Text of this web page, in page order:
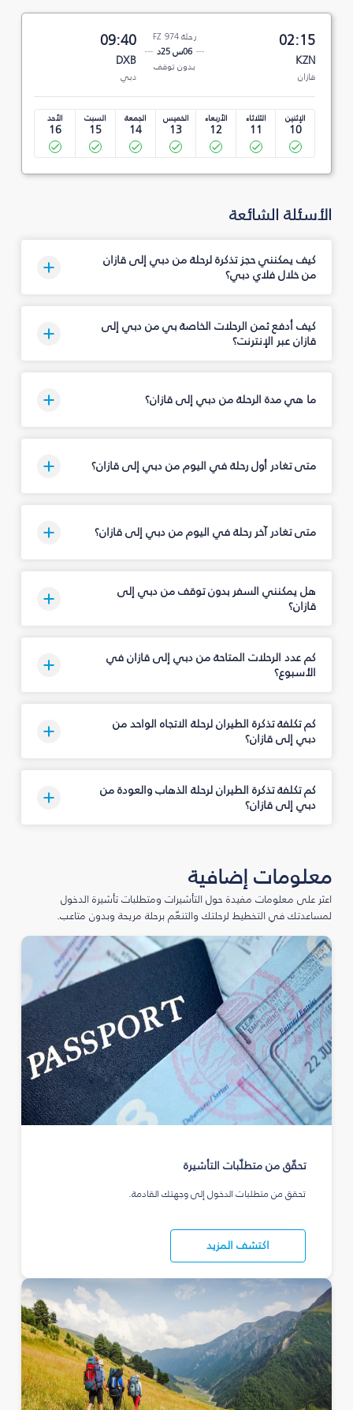
02:15
KZN
قازان
رحلة FZ 974
06س 25د
بدون توقف
09:40
DXB
دبي
الإثنين
10
الثلاثاء
11
الأربعاء
12
الخميس
13
الجمعة
14
السبت
15
الأحد
16
الأسئلة الشائعة
كيف يمكنني حجز تذكرة لرحلة من دبي إلى قازان
من خلال فلاي دبي؟
كيف أدفع ثمن الرحلات الخاصة بي من دبي إلى
قازان عبر الإنترنت؟
ما هي مدة الرحلة من دبي إلى قازان؟
متى تغادر أول رحلة في اليوم من دبي إلى قازان؟
متى تغادر آخر رحلة في اليوم من دبي إلى قازان؟
هل يمكنني السفر بدون توقف من دبي إلى
قازان؟
كم عدد الرحلات المتاحة من دبي إلى قازان في
الأسبوع؟
كم تكلفة تذكرة الطيران لرحلة الاتجاه الواحد من
دبي إلى قازان؟
كم تكلفة تذكرة الطيران لرحلة الذهاب والعودة من
دبي إلى قازان؟
معلومات إضافية
اعثر على معلومات مفيدة حول التأشيرات ومتطلبات تأشيرة الدخول
لمساعدتك في التخطيط لرحلتك والتنعّم برحلة مريحة وبدون متاعب.
تحقّق من متطلّبات التأشيرة
تحقق من متطلبات الدخول إلى وجهتك القادمة.
اكتشف المزيد